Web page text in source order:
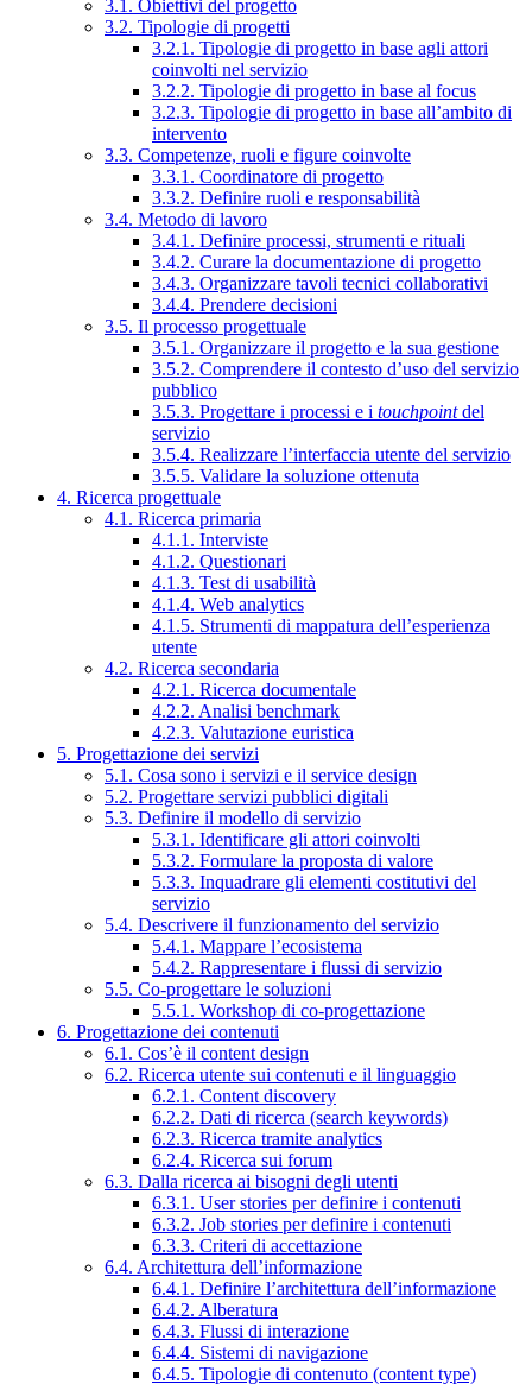
3.1. Obiettivi del progetto
3.2. Tipologie di progetti
3.2.1. Tipologie di progetto in base agli attori
coinvolti nel servizio
3.2.2. Tipologie di progetto in base al focus
3.2.3. Tipologie di progetto in base all’ambito di
intervento
3.3. Competenze, ruoli e figure coinvolte
3.3.1. Coordinatore di progetto
3.3.2. Definire ruoli e responsabilità
3.4. Metodo di lavoro
3.4.1. Definire processi, strumenti e rituali
3.4.2. Curare la documentazione di progetto
3.4.3. Organizzare tavoli tecnici collaborativi
3.4.4. Prendere decisioni
3.5. Il processo progettuale
3.5.1. Organizzare il progetto e la sua gestione
3.5.2. Comprendere il contesto d’uso del servizio
pubblico
3.5.3. Progettare i processi e i touchpointdel
servizio
3.5.4. Realizzare l’interfaccia utente del servizio
3.5.5. Validare la soluzione ottenuta
4. Ricerca progettuale
4.1. Ricerca primaria
4.1.1. Interviste
4.1.2. Questionari
4.1.3. Test di usabilità
4.1.4. Web analytics
4.1.5. Strumenti di mappatura dell’esperienza
utente
4.2. Ricerca secondaria
4.2.1. Ricerca documentale
4.2.2. Analisi benchmark
4.2.3. Valutazione euristica
5. Progettazione dei servizi
5.1. Cosa sono i servizi e il service design
5.2. Progettare servizi pubblici digitali
5.3. Definire il modello di servizio
5.3.1. Identificare gli attori coinvolti
5.3.2. Formulare la proposta di valore
5.3.3. Inquadrare gli elementi costitutivi del
servizio
5.4. Descrivere il funzionamento del servizio
5.4.1. Mappare l’ecosistema
5.4.2. Rappresentare i flussi di servizio
5.5. Co-progettare le soluzioni
5.5.1. Workshop di co-progettazione
6. Progettazione dei contenuti
6.1. Cos’è il content design
6.2. Ricerca utente sui contenuti e il linguaggio
6.2.1. Content discovery
6.2.2. Dati di ricerca (search keywords)
6.2.3. Ricerca tramite analytics
6.2.4. Ricerca sui forum
6.3. Dalla ricerca ai bisogni degli utenti
6.3.1. User stories per definire i contenuti
6.3.2. Job stories per definire i contenuti
6.3.3. Criteri di accettazione
6.4. Architettura dell’informazione
6.4.1. Definire l’architettura dell’informazione
6.4.2. Alberatura
6.4.3. Flussi di interazione
6.4.4. Sistemi di navigazione
6.4.5. Tipologie di contenuto (content type)